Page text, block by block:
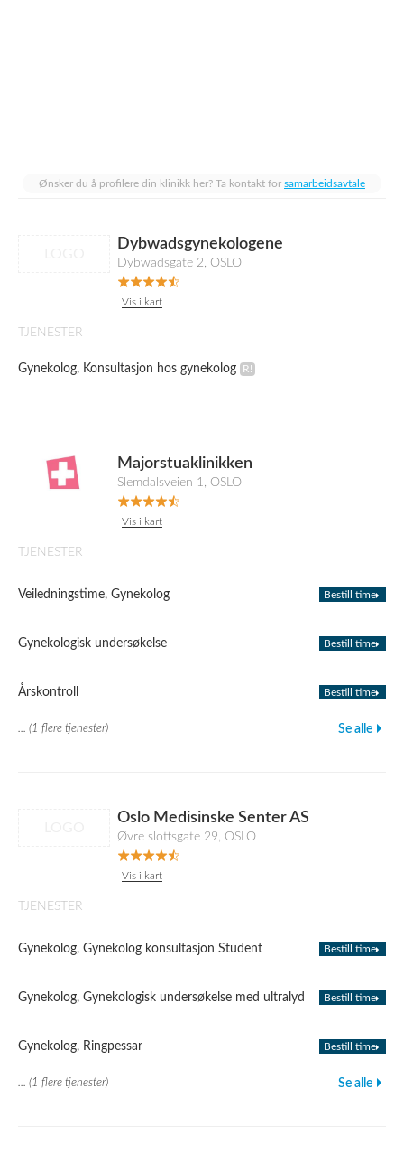
Ønsker du å profilere din klinikk her? Ta kontakt for samarbeidsavtale
Dybwadsgynekologene
Dybwadsgate 2, OSLO
Vis i kart
TJENESTER
Gynekolog, Konsultasjon hos gynekolog
Majorstuaklinikken
Slemdalsveien 1, OSLO
Vis i kart
TJENESTER
Veiledningstime, Gynekolog Bestill time
Gynekologisk undersøkelse Bestill time
Årskontroll Bestill time
... (1 flere tjenester) Se alle
Oslo Medisinske Senter AS
Øvre slottsgate 29, OSLO
Vis i kart
TJENESTER
Gynekolog, Gynekolog konsultasjon Student Bestill time
Gynekolog, Gynekologisk undersøkelse med ultralyd Bestill time
Gynekolog, Ringpessar Bestill time
... (1 flere tjenester) Se alle